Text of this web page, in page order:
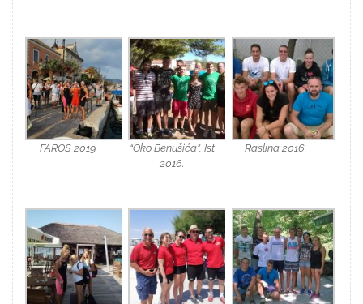
FAROS 2019.
“Oko Benušića”, Ist
2016.
Raslina 2016.